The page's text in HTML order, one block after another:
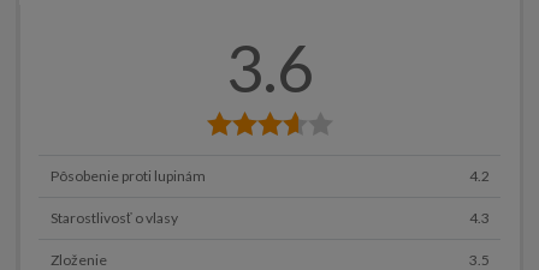
3.6
Pôsobenie proti lupinám 4.2
Starostlivosť o vlasy 4.3
Zloženie 3.5